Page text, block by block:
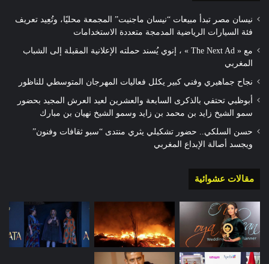
نيسان مصر تبدأ مبيعات “نيسان ماجنيت” المجمعة محليًا، وتُعِيد تعريف
فئة السيارات الرياضية المدمجة متعددة الاستخدامات
مع « The Next Ad » ، إنوي يُسند حملته الإعلانية المقبلة إلى الشباب
المغربي
نجاح جماهيري وفني كبير يكلل فعاليات المهرجان المتوسطي للناظور
أبوظبي تحتفي بالذكرى السابعة والعشرين لعيد العرش المجيد بحضور
سمو الشيخ زايد بن محمد بن زايد وسمو الشيخ نهيان بن مبارك
حسن السلكي.. حضور تشكيلي يثري منتدى “سبو ثقافات وفنون”
ويجسد أصالة الإبداع المغربي
مقالات عشوائية